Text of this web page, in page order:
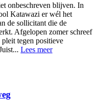
onbeschreven blijven. In
Katawazi er wél het
de sollicitant die de
Afgelopen zomer schreef
tegen positieve
Lees meer